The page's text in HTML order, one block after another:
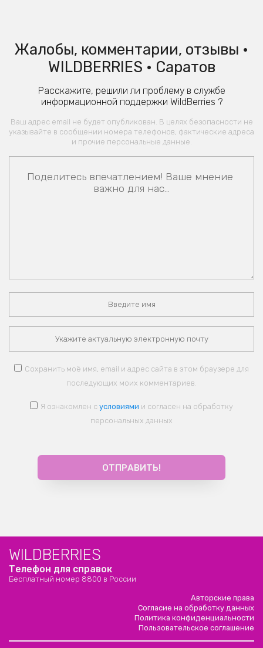
Жалобы, комментарии, отзывы •
WILDBERRIES • Саратов
Расскажите, решили ли проблему в службе
информационной поддержки WildBerries ?
Ваш адрес email не будет опубликован. В целях безопасности не
указывайте в сообщении номера телефонов, фактические адреса
и прочие персональные данные.
Сохранить моё имя, email и адрес сайта в этом браузере для
последующих моих комментариев.
Я ознакомлен с условиями и согласен на обработку
персональных данных
WILDBERRIES
Телефон для справок
Бесплатный номер 8800 в России
Авторские права
Согласие на обработку данных
Политика конфиденциальности
Пользовательское соглашение